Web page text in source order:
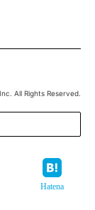
All Rights Reserved.
Hatena